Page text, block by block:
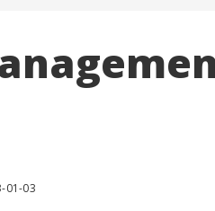
01-03